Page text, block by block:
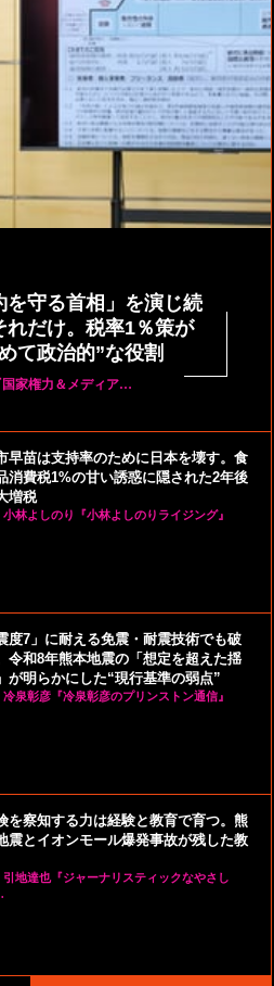
を守る首相」を演じ続
れだけ。税率1％策が
て政治的”な役割
家権力＆メディア…
早苗は支持率のために日本を壊す。食
消費税1%の甘い誘惑に隠された2年後
増税
小林よしのり『小林よしのりライジング』
度7」に耐える免震・耐震技術でも破
令和8年熊本地震の「想定を超えた揺
が明らかにした“現行基準の弱点”
冷泉彰彦『冷泉彰彦のプリンストン通信』
を察知する力は経験と教育で育つ。熊
震とイオンモール爆発事故が残した教
引地達也『ジャーナリスティックなやさし